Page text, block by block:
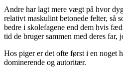
Andre har lagt mere vægt på hvor
relativt maskulint betonede felter, så
bedre i skolefagene end dem hvis
tid de bruger sammen med deres
Hos piger er det ofte først i en noget
dominerende og autoritær.